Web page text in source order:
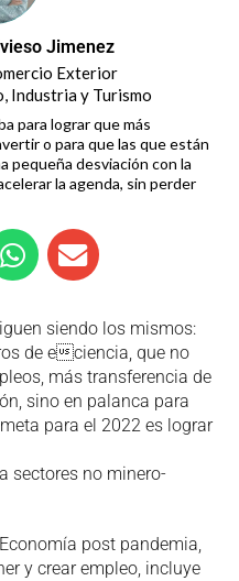
Jimenez
Exterior
Industria y Turismo
para lograr que más
o para que las que están
pequeña desviación con la
la agenda, sin perder
siendo los mismos:
de eciencia, que no
más transferencia de
sino en palanca para
para el 2022 es lograr
sectores no minero-
post pandemia,
y crear empleo, incluye